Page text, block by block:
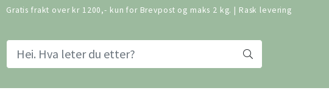
Gratis frakt over kr 1200,- kun for Brevpost og maks 2 kg. | Rask levering